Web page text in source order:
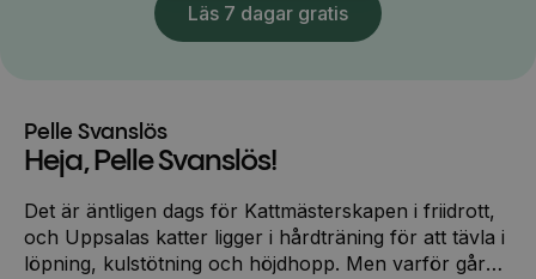
Läs 7 dagar gratis
Pelle Svanslös
Heja, Pelle Svanslös!
Det är äntligen dags för Kattmästerskapen i friidrott,
och Uppsalas katter ligger i hårdträning för att tävla i
löpning, kulstötning och höjdhopp. Men varför går